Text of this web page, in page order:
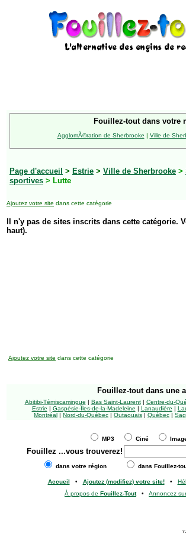
Fouillez-tout dans votre
AgglomÃ©ration de Sherbrooke | Ville de
Page d'accueil > Estrie > Ville de Sherbrooke >
sportives > Lutte
Ajoutez votre site dans cette catégorie
Il n'y pas de sites inscrits dans cette catégorie.
haut).
Ajoutez votre site dans cette catégorie
Fouillez-tout dans une
Abitibi-Témiscamingue | Bas Saint-Laurent| Centre-du-
Estrie | Gaspésie-Îles-de-la-Madeleine | Lanaudière |
Montréal | Nord-du-Québec | Outaouais | Québec |
MP3 Ciné
Fouillez ...vous trouverez!
dans votre région dans Fouillez-
Accueil • Ajoutez (modifiez) votre site!•
À propos de Fouillez-Tout• Annoncez